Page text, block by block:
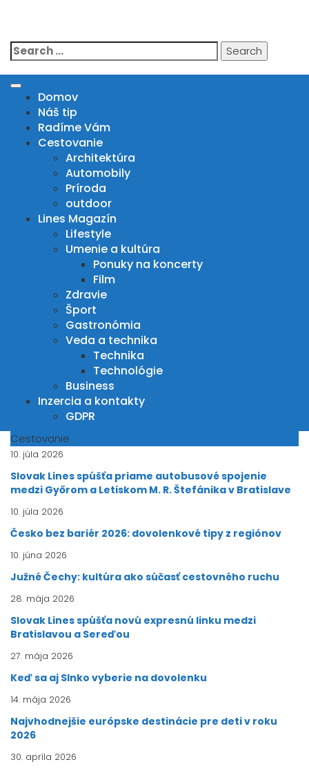
Search
for:
Domov
Náš tip
Radíme Vám
Cestovanie
Architektúra
Automobily
Príroda
outdoor
Lines Magazín
Lifestyle
Umenie a kultúra
Ponuky na koncerty
Film
Zdravie
Šport
Gastronómia
Veda a technika
Technika
Technológie
Business
Inzercia a kontakty
GDPR
Cestovanie
10. júla 2026
Slovak Lines spúšťa priame autobusové spojenie
medzi Győrom a Letiskom M. R. Štefánika v Bratislave
10. júla 2026
Česko bez bariér 2026: dovolenkové tipy z regiónov
10. júna 2026
Južné Čechy: kultúra ako súčasť cestovného ruchu
28. mája 2026
Slovak Lines spúšťa novú expresnú linku medzi
Bratislavou a Sereďou
27. mája 2026
Keď sa aj Slnko vyberie na dovolenku
14. mája 2026
Najvhodnejšie európske destinácie pre deti v roku
2026
30. apríla 2026